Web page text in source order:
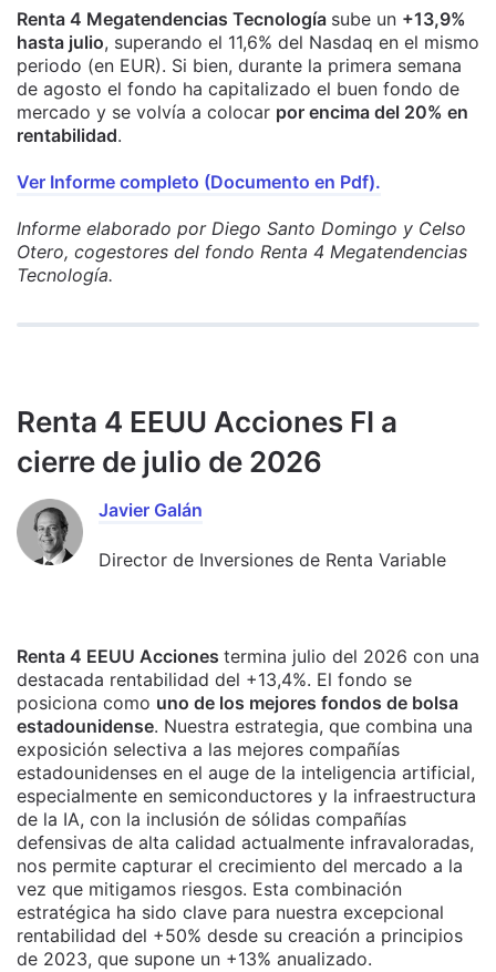
Renta 4 Megatendencias Tecnología sube un +13,9%
hasta julio, superando el 11,6% del Nasdaq en el mismo
periodo (en EUR). Si bien, durante la primera semana
de agosto el fondo ha capitalizado el buen fondo de
mercado y se volvía a colocar por encima del 20% en
rentabilidad.
Ver Informe completo (Documento en Pdf).
Informe elaborado por Diego Santo Domingo y Celso
Otero, cogestores del fondo Renta 4 Megatendencias
Tecnología.
Renta 4 EEUU Acciones FI a
cierre de julio de 2026
Javier Galán
Director de Inversiones de Renta Variable
Renta 4 EEUU Acciones termina julio del 2026 con una
destacada rentabilidad del +13,4%. El fondo se
posiciona como uno de los mejores fondos de bolsa
estadounidense. Nuestra estrategia, que combina una
exposición selectiva a las mejores compañías
estadounidenses en el auge de la inteligencia artificial,
especialmente en semiconductores y la infraestructura
de la IA, con la inclusión de sólidas compañías
defensivas de alta calidad actualmente infravaloradas,
nos permite capturar el crecimiento del mercado a la
vez que mitigamos riesgos. Esta combinación
estratégica ha sido clave para nuestra excepcional
rentabilidad del +50% desde su creación a principios
de 2023, que supone un +13% anualizado.